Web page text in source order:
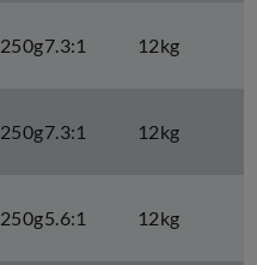
250g7.3:1 12kg
250g7.3:1 12kg
250g5.6:1 12kg